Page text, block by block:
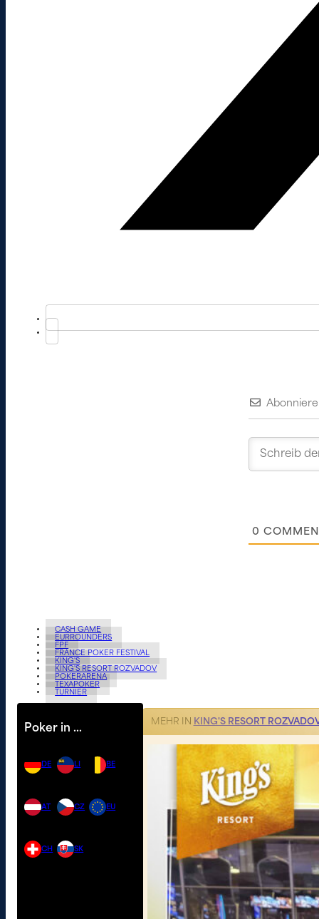
0
CASH GAME
EURROUNDERS
FPF
FRANCE POKER FESTIVAL
KING'S
KING'S RESORT ROZVADOV
POKERARENA
TEXAPOKER
TURNIER
Poker in …
DE
AT
CH
LI
CZ
SK
BE
EU
MEHR IN KING'S RESORT